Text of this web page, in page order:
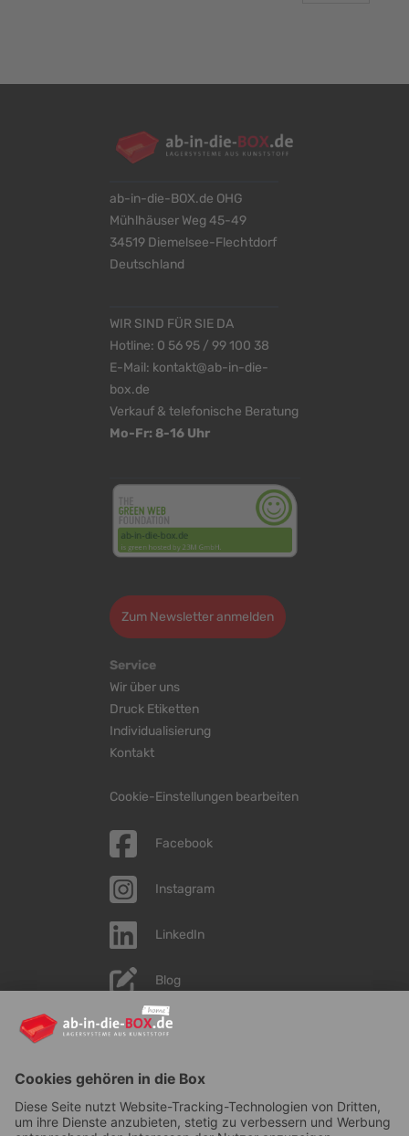
ab-in-die-BOX.de OHG
Mühlhäuser Weg 45-49
34519 Diemelsee-Flechtdorf
Deutschland
WIR SIND FÜR SIE DA
Hotline: 0 56 95 / 99 100 38
E-Mail: kontakt@ab-in-die-
box.de
Verkauf & telefonische Beratung
Mo-Fr: 8-16 Uhr
Zum Newsletter anmelden
Service
Wir über uns
Druck Etiketten
Individualisierung
Kontakt
Cookie-Einstellungen bearbeiten
Facebook
Instagram
LinkedIn
Blog
YouTube